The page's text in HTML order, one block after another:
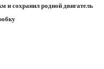
и сохранил родной двигатель